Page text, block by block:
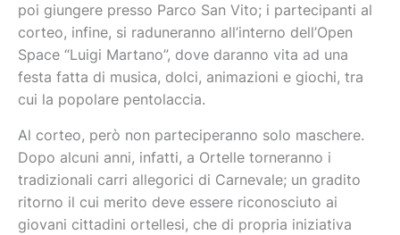
poi giungere presso Parco San Vito; i partecipanti al
corteo, infine, si raduneranno all’interno dell’Open
Space “Luigi Martano”, dove daranno vita ad una
festa fatta di musica, dolci, animazioni e giochi, tra
cui la popolare pentolaccia.
Al corteo, però non parteciperanno solo maschere.
Dopo alcuni anni, infatti, a Ortelle torneranno i
tradizionali carri allegorici di Carnevale; un gradito
ritorno il cui merito deve essere riconosciuto ai
giovani cittadini ortellesi, che di propria iniziativa